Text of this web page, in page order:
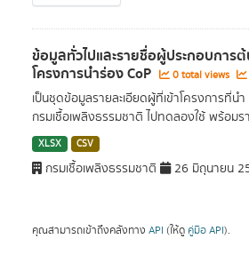
ข้อมูลทั่วไปและรายชื่อผู้ประกอบการ
โครงการนำร่อง CoP 0 total views
เป็นชุดข้อมูลรายละเอียดผู้ที่เข้าโครงการที่น
กรมเชื้อเพลิงธรรมชาติ ไปทดลองใช้ พร้อมร
XLSX CSV
กรมเชื้อเพลิงธรรมชาติ 26 มิถุนายน
คุณสามารถเข้าถึงคลังทาง API (ให้ดู คู่มือ API).